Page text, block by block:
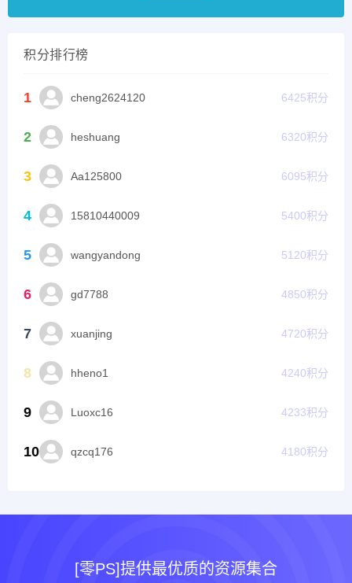
积分排行榜
1 cheng2624120 6425积分
2 heshuang 6320积分
3 Aa125800 6095积分
4 15810440009 5400积分
5 wangyandong 5120积分
6 gd7788 4850积分
7 xuanjing 4720积分
8 hheno1 4240积分
9 Luoxc16 4233积分
10 qzcq176 4180积分
[零PS]提供最优质的资源集合